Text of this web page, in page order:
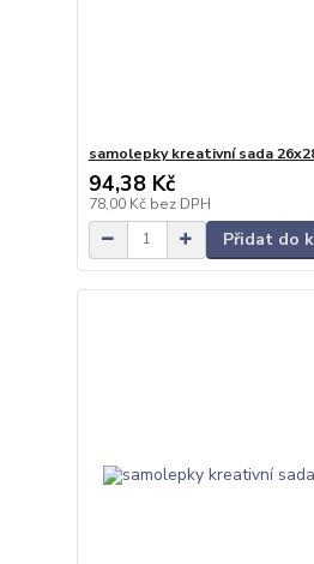
samolepky kreativní sada
94,38 Kč
78,00 Kč bez DPH
Přidat do